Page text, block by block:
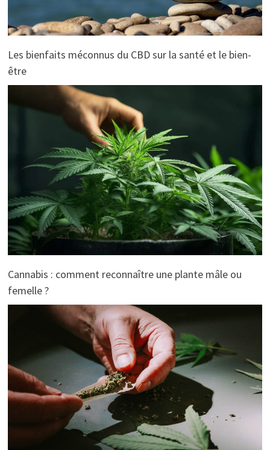
Les bienfaits méconnus du CBD sur la santé et le bien-
être
Cannabis : comment reconnaître une plante mâle ou
femelle ?